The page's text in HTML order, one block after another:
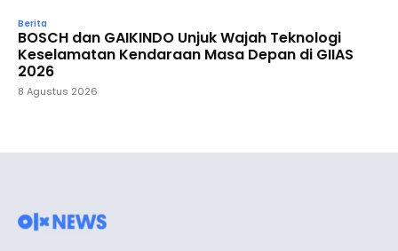
Berita
BOSCH dan GAIKINDO Unjuk Wajah Teknologi
Keselamatan Kendaraan Masa Depan di GIIAS
2026
8 Agustus 2026